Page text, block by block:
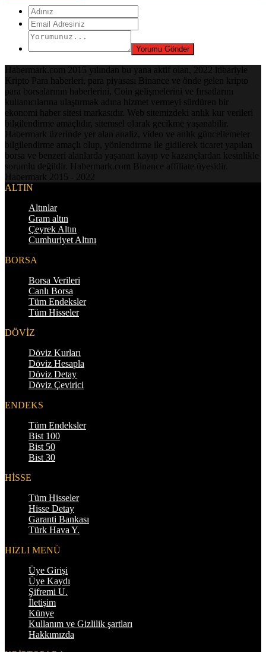
Habermark.com 2015 yılından bu yana aktif olan, 2022 itibariyle
Kripto Para haberleri, para piyasası Binance ve önde gelen kripto
para borsalarının haberlerini, Coin gelişmelerini ve fırsatlarını
kullanıcılarına ulaştırmak adına hizmet vermeyi sürdüren bir
ekonomi haber sitesi markasıdır. Web sitemizdeki anlık kur verileri
bilgilendirme amaçlıdır, sitemsel olarak gecikme yaşanabilir.
Habermark üzerinde yer alan analiz, video ve anlık güncellemeler
bilgilendirme amaçlı olup, yönlendirme ile gidilerek ticaret yapılan
borsa ve benzeri alanlarda yaşanan kayıp ve kazançlardan kesinlikle
sorumlu değildir. Habermark.com Binance affiliate üyesidir.
Habermark 2015 - 2022
ALTIN
Altınlar
Gram altın
Çeyrek Altın
Cumhuriyet Altını
BORSA
Borsa Verileri
Canlı Borsa
Tüm Endeksler
Tüm Hisseler
DÖVİZ
Döviz Kurları
Döviz Hesapla
Döviz Detay
Döviz Çevirici
ENDEKS
Tüm Endeksler
Bist 100
Bist 50
Bist 30
HİSSE
Tüm Hisseler
Hisse Detay
Garanti Bankası
Türk Hava Y.
HIZLI MENÜ
Üye Girişi
Üye Kaydı
Şifremi U.
İletişim
Künye
Kullanım ve Gizlilik şartları
Hakkımızda